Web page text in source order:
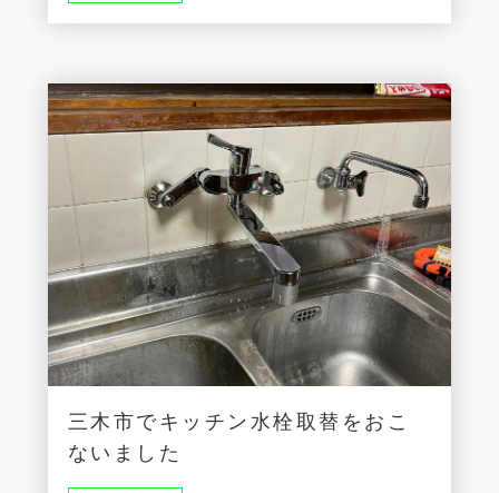
三木市でキッチン水栓取替をおこ
ないました